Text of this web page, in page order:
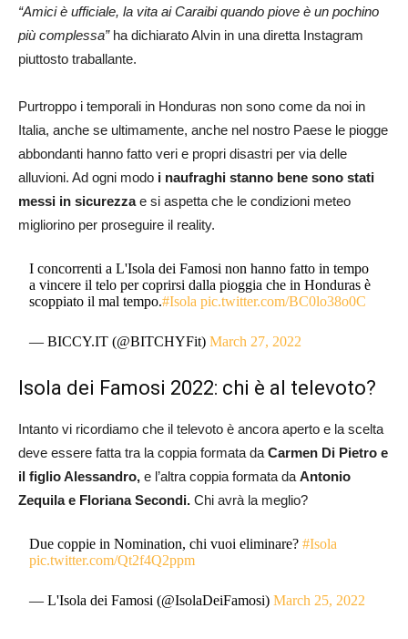
“Amici è ufficiale, la vita ai Caraibi quando piove è un pochino
più complessa”ha dichiarato Alvin in una diretta Instagram
piuttosto traballante.
Purtroppo i temporali in Honduras non sono come da noi in
Italia, anche se ultimamente, anche nel nostro Paese le piogge
abbondanti hanno fatto veri e propri disastri per via delle
alluvioni. Ad ogni modo i naufraghi stanno bene sono stati
messi in sicurezzae si aspetta che le condizioni meteo
migliorino per proseguire il reality.
I concorrenti a L'Isola dei Famosi non hanno fatto in tempo
a vincere il telo per coprirsi dalla pioggia che in Honduras è
scoppiato il mal tempo.#Isola pic.twitter.com/BC0lo38o0C
— BICCY.IT (@BITCHYFit)March 27, 2022
Isola dei Famosi 2022: chi è al televoto?
Intanto vi ricordiamo che il televoto è ancora aperto e la scelta
deve essere fatta tra la coppia formata da Carmen Di Pietro e
il figlio Alessandro, e l’altra coppia formata da Antonio
Zequila e Floriana Secondi. Chi avrà la meglio?
Due coppie in Nomination, chi vuoi eliminare?#Isola
pic.twitter.com/Qt2f4Q2ppm
— L'Isola dei Famosi (@IsolaDeiFamosi)March 25, 2022